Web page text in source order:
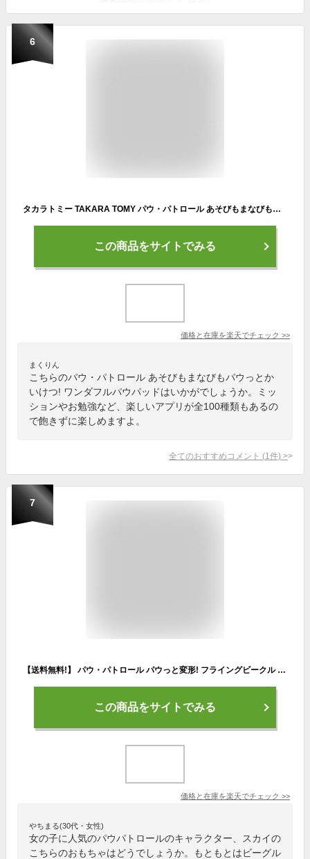
6
タカラトミー TAKARA TOMY パウ・パトロール あそびもまなびもパウっとかいけつ! ワンダフルパウパッド おもちゃ 玩具 プレゼント ギフト 男児 女児 クリスマス 電子玩具
この商品をサイトでみる
価格と在庫を楽天でチェック >>
まくりん
こちらのパウ・パトロール あそびもまなびもパウっとか
いけつ! ワンダフルパウパッドはいかがでしょうか。ミッ
ションやお勉強など、楽しいアプリが全100種類もあるの
で飽きずに楽しめますよ。
全てのおすすめコメント (1 件) >
7
【送料無料!】 パウ・パトロール パウっと変形! フライングビークル スカイ
この商品をサイトでみる
価格と在庫を楽天でチェック >>
やちまる(30代・女性)
女の子に人気のパウパトロールのキャラクター、スカイの
こちらのおもちゃはどうでしょうか。もともとはビーグル